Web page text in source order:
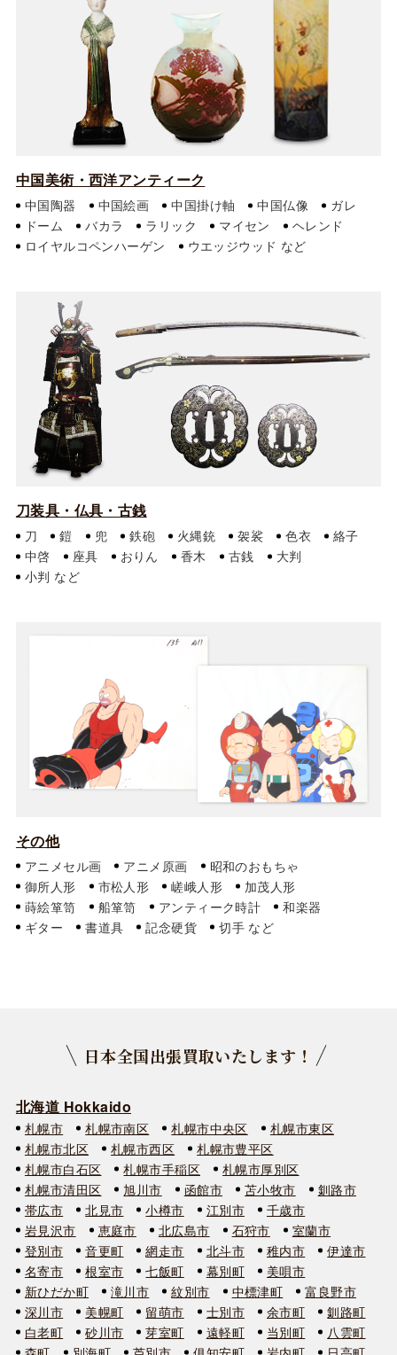
中国美術・西洋アンティーク
中国陶器 中国絵画 中国掛け軸 中国仏像
ガレ
ドーム
バカラ ラリック マイセン
ヘレンド
ロイヤルコペンハーゲン
ウエッジウッド
刀装具・仏具・古銭
刀 鎧 兜 鉄砲 火縄銃 袈裟 色衣
絡子
中啓
座具 おりん 香木 古銭
大判
小判
その他
アニメセル画 アニメ原画
昭和のおもちゃ
御所人形
市松人形 嵯峨人形
加茂人形
蒔絵箪笥
船箪笥 アンティーク時計
和楽器
ギター
書道具 記念硬貨 切手
日本全国出張買取いたします！
北海道 Hokkaido
札幌市 札幌市南区 札幌市中央区
札幌市東区
札幌市北区
札幌市西区
札幌市豊平区
札幌市白石区
札幌市手稲区
札幌市厚別区
札幌市清田区
旭川市 函館市 苫小牧市
釧路市
帯広市
北見市 小樽市 江別市
千歳市
岩見沢市
恵庭市 北広島市 石狩市
室蘭市
登別市
音更町 網走市 北斗市 稚内市
伊達市
名寄市
根室市 七飯町 幕別町
美唄市
新ひだか町
滝川市 紋別市 中標津町
富良野市
深川市
美幌町 留萌市 士別市 余市町
釧路町
白老町
砂川市 芽室町 遠軽町 当別町
八雲町